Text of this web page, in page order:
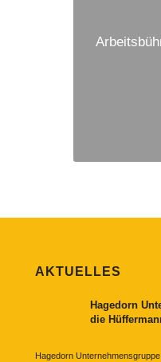
AKTUELLES
Hagedorn
die
Hagedorn